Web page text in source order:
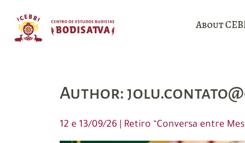
About
Author:
12 e 13/09/26 | Retiro “Conversa entre